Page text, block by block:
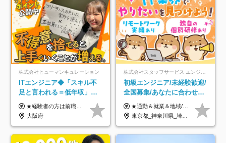
株式会社ヒューマンキュレーション
ITエンジニア◆「スキル不
足と言われる＝低年収」で
はない！｜ 不安を克服し、
年収アップした社員の実例
★経験者の方は前職の年収以上を保証します ★案件単価を開示した上で80％以上を還元します 月給25万円以上＋賞与年2回 ※経験や能力を考慮の上で優遇します ※試用期間が3ヶ月(その間の給与・待遇・雇用形態に変更はありません) ※月給には月20時間分のみなし残業手当(5万円)を含みます(超過分は別途支給) ★残業平均は月10時間以下ですので、毎月10時間分程度はお得です！
大阪府
株式会社スタッフサービス エンジニアリング事業本部
初級エンジニア/未経験歓迎/
全国募集/あなたに合わせた
オリジナル研修をご用
意/AI・IoT/残業平均8時間
★通勤＆就業＆地域/住宅＆役職手当あり ★残業代は全額支給 ★選べる給与制度あり！ ■東京・神奈川・千葉・埼玉勤務の場合 月給24.5万円～55万円＋諸手当 （残業代は全額支給） (20,000円の地域/住宅手当込み) ■愛知・京都・大阪・兵庫勤務の場合 月給24万円以上＋諸手当 （残業代は全額支給） (15,000円の地域/住宅手当込み) ■茨城・栃木・群馬・静岡・三重・滋賀・広島・福岡勤務の場合 月給23.5万円以上＋諸手当 （残業代は全額支給） (10,000円の地域/住宅手当込み) ■北海道・宮城・山梨・長野・岐阜・奈良・和歌山・岡山勤務の場合 月給23万円以上＋諸手当 （残業代は全額支給） (5,000円の地域/住宅手当込み) ■その他のエリア勤務の場合 月給22.5万円以上＋諸手当 （残業代は全額支給） ※経験や能力を考慮し、当社規定により優遇します 【昇給：年一回実施】 【選べる給与制度】 ★収入を重視する方に… 「変動型人事制度」の選択も可能（派遣先からの評価に応じて収入アップ！） ※年2回のタイミングで希望者と面談の上決定します。
東京都_神奈川県_埼玉県_千葉県_大阪府_愛知県_北海道_岩手県_宮城県_山形県_福島県_茨城県_栃木県_群馬県_山梨県_長野県_富山県_石川県_静岡県_岐阜県_三重県_兵庫県_京都府_滋賀県_奈良県_広島県_岡山県_山口県_愛媛県_福岡県_熊本県_長崎県